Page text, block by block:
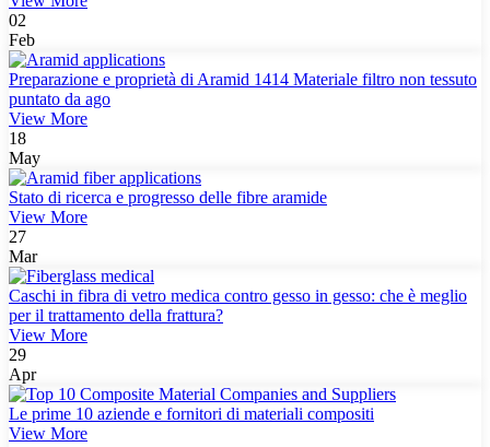
02
Feb
Preparazione e proprietà di Aramid 1414 Materiale filtro non tessuto
puntato da ago
View More
18
May
Stato di ricerca e progresso delle fibre aramide
View More
27
Mar
Caschi in fibra di vetro medica contro gesso in gesso: che è meglio
per il trattamento della frattura?
View More
29
Apr
Le prime 10 aziende e fornitori di materiali compositi
View More